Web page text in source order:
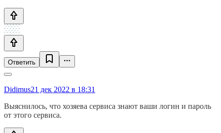
Ответить
Didimus21 дек 2022 в 18:31
Выяснилось, что хозяева сервиса знают ваши логин и пароль
от этого сервиса.